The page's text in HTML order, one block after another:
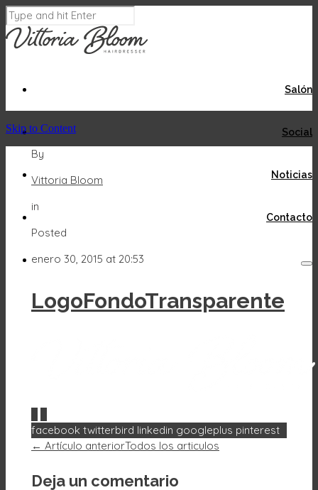
Salón
Social
Noticias
Contacto
Skip to Content
By
Vittoria Bloom
in
Posted
enero 30, 2015 at 20:53
LogoFondoTransparente
facebook twitterbird linkedin googleplus pinterest
← Artículo anteriorTodos los articulos
Deja un comentario
Acepto Rechazar